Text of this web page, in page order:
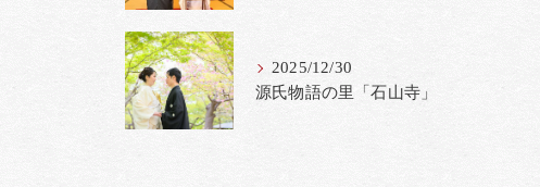
2025/12/30
源氏物語の里「石山寺」